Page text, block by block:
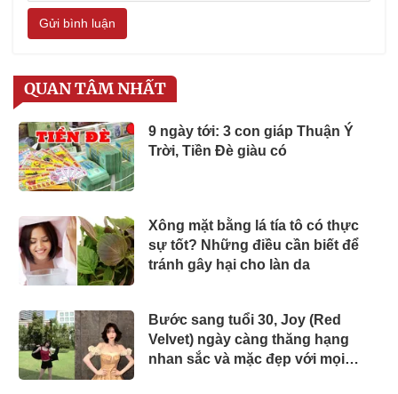
Gửi bình luận
QUAN TÂM NHẤT
9 ngày tới: 3 con giáp Thuận Ý
Trời, Tiền Đè giàu có
Xông mặt bằng lá tía tô có thực
sự tốt? Những điều cần biết để
tránh gây hại cho làn da
Bước sang tuổi 30, Joy (Red
Velvet) ngày càng thăng hạng
nhan sắc và mặc đẹp với mọi